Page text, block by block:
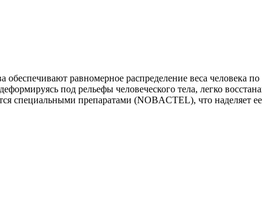
равномерное распределение веса человека
под рельефы человеческого тела, легко
специальными препаратами (NOBACTEL), что наделяет